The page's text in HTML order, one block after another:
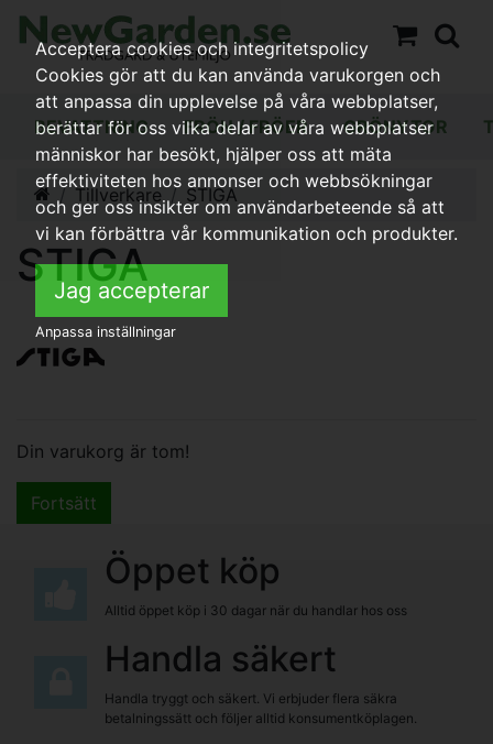
BEVATTNING FRÖN / FRÖER GRÖNYTOR
Tillverkare STIGA
STIGA
Din varukorg är tom!
Fortsätt
Öppet köp
Alltid öppet köp i 30 dagar när du handlar hos oss
Handla säkert
Handla tryggt och säkert. Vi erbjuder flera säkra
betalningssätt och följer alltid konsumentköplagen.
Acceptera cookies och integritetspolicy
Cookies gör att du kan använda varukorgen och
att anpassa din upplevelse på våra webbplatser,
berättar för oss vilka delar av våra webbplatser
människor har besökt, hjälper oss att mäta
effektiviteten hos annonser och webbsökningar
och ger oss insikter om användarbeteende så att
vi kan förbättra vår kommunikation och produkter.
Jag accepterar
Anpassa inställningar